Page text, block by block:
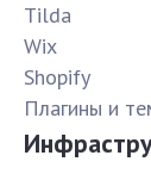
Tilda
Wix
Shopify
Плагины и